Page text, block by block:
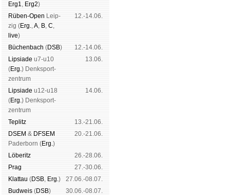
Erg1, Erg2)
Rüben-Open Leip­
zig (Erg.,A, B, C,
live)
12.-14.06.
Büchen­bach (DSB)
12.-14.06.
Lipsiade u7-u10
(Erg.) Denk­sport­
zen­trum
13.06.
Lipsiade u12-u18
(Erg.) Denk­sport­
zen­trum
14.06.
Tep­litz
13.-21.06.
DSEM & DFSEM
Pader­born (Erg.)
20.-21.06.
Lö­be­ritz
26.-28.06.
Prag
27.-30.06.
Klat­tau (DSB, Erg.)
27.06.-08.07.
Bud­weis (DSB) 30.06.-08.07.